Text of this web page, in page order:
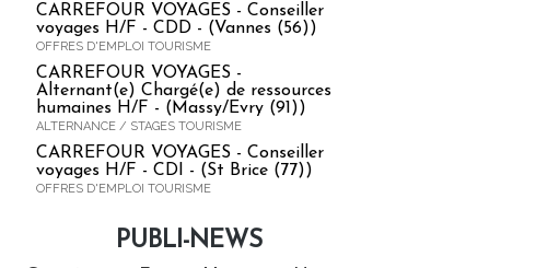
CARREFOUR VOYAGES - Conseiller
voyages H/F - CDD - (Vannes (56))
OFFRES D'EMPLOI TOURISME
CARREFOUR VOYAGES -
Alternant(e) Chargé(e) de ressources
humaines H/F - (Massy/Evry (91))
ALTERNANCE / STAGES TOURISME
CARREFOUR VOYAGES - Conseiller
voyages H/F - CDI - (St Brice (77))
OFFRES D'EMPLOI TOURISME
PUBLI-NEWS